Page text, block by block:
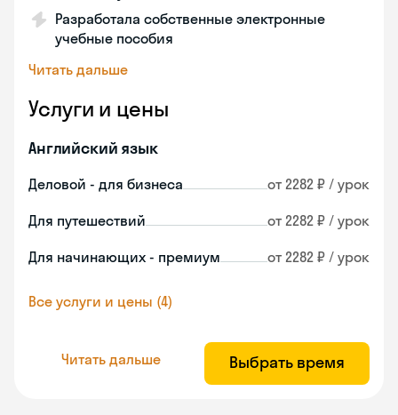
Разработала собственные электронные
учебные пособия
Читать дальше
Услуги и цены
Английский язык
Деловой - для бизнеса от 2282 ₽ / урок
Для путешествий от 2282 ₽ / урок
Для начинающих - премиум от 2282 ₽ / урок
Все услуги и цены (4)
Читать дальше Выбрать время